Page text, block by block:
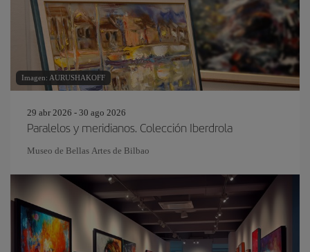
Imagen: AURUSHAKOFF
29 abr 2026 - 30 ago 2026
Paralelos y meridianos. Colección Iberdrola
Museo de Bellas Artes de Bilbao